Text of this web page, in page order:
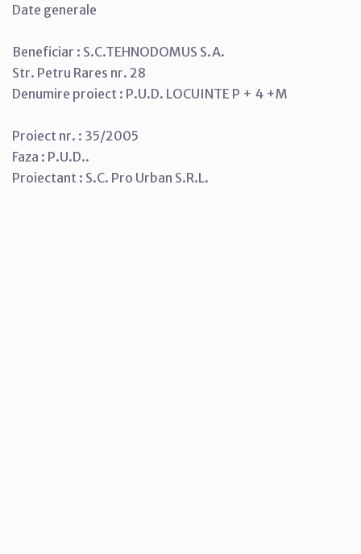
Date generale
Beneficiar : S.C.TEHNODOMUS S.A.
Str. Petru Rares nr. 28
Denumire proiect : P.U.D. LOCUINTE P + 4 +M
Proiect nr. : 35/2005
Faza : P.U.D..
Proiectant : S.C. Pro Urban S.R.L.